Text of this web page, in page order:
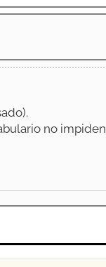
no impiden